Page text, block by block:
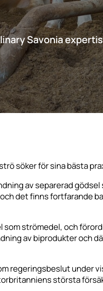
Savonia
söker för sina bästa
av separerad
det finns fortfarande
som strömedel, och
av biprodukter
regeringsbeslut under
största